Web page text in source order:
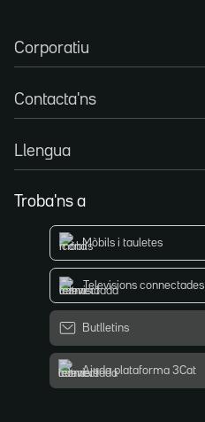
Corporatiu
Contacta'ns
Llengua
Troba'ns a
Mòbils i tauletes
Televisions connectades
Butlletins
Ajuda plataforma 3Cat